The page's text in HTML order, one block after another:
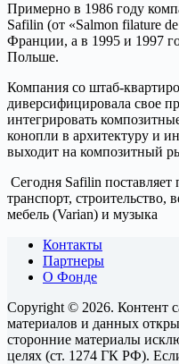
Примерно в 1986 году
Safilin (от «Salmon filature
Франции, а в 1995 и 1997
Польше.
Компания со штаб-
диверсифицировала свое
интегрировать
конопли в архитектуру и
выходит на композитный
Сегодня Safilin
транспорт, строительство,
мебель (Varian) и музыка
Контакты
Партнеры
О Фонде
Copyright © 2026. Контент
материалов и данных
сторонние материалы
целях (ст. 1274 ГК РФ).